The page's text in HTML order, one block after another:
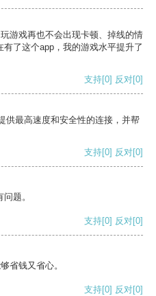
游戏再也不会出现卡顿、掉线的情
了这个app，我的游戏水平提升了
支持[0] 反对[0]
供最高速度和安全性的连接，并帮
支持[0] 反对[0]
题。
支持[0] 反对[0]
省钱又省心。
支持[0] 反对[0]